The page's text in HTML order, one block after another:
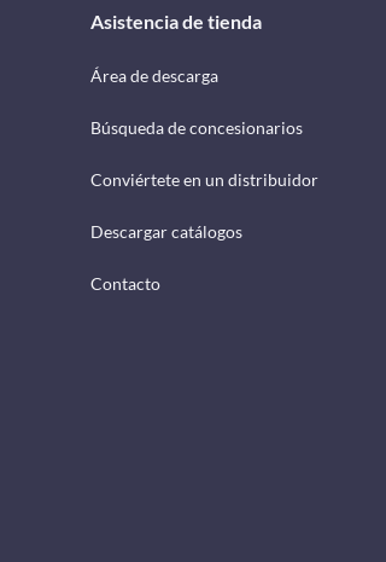
Asistencia de tienda
Área de descarga
Búsqueda de concesionarios
Conviértete en un distribuidor
Descargar catálogos
Contacto